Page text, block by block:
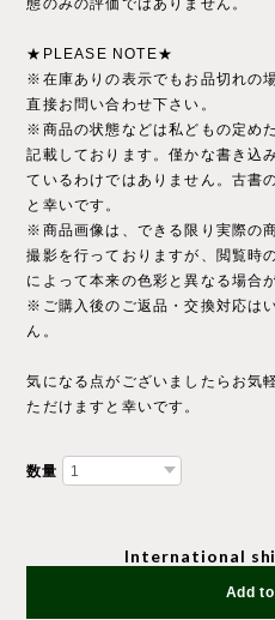
態のみの評価ではありません。
★PLEASE NOTE★
※在庫ありの表示でもお品切れの
直接お問い合わせ下さい。
※商品の状態などは私どもの定め
記載しております。僅かな書き込
ているわけではありません。古書
と幸いです。
※商品画像は、できる限り実際の
撮影を行っておりますが、閲覧時
によって本来の色彩と異なる場合
※ご購入後のご返品・交換対応は
ん。
気になる点がございましたらお気
ただけますと幸いです。
数量
International
Add